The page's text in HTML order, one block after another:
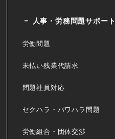
人事・労務問題サポート
労働問題
未払い残業代請求
問題社員対応
セクハラ・パワハラ問題
労働組合・団体交渉